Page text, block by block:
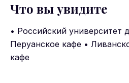
Что вы увидите
• Российский университет
Перуанское кафе •
кафе